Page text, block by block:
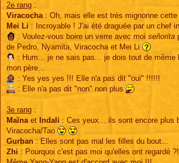
2e rang :
Viracocha: Oh, mais elle est très mignonne cette
Mei Li : Incroyable ! J'ai été draguée par un chef
: Voulez-vous boire un verre avec moi señorita
de Pedro, Nyamita, Viracocha et Mei Li
: Hum... je ne sais pas... je dois tout de même
mon père...
: Yes yes yes !!! Elle n'a pas dit "oui" !!!!!!
: Elle n'a pas dit "non" non plus
3e rang :
Maïnaet Indali : Ces yeux... ils sont encore plus
Viracocha/Tao
Gurban : Elles sont pas mal les filles du bout...
Zhi : Pourquoi c'est pas moi qu'elles ont regardé